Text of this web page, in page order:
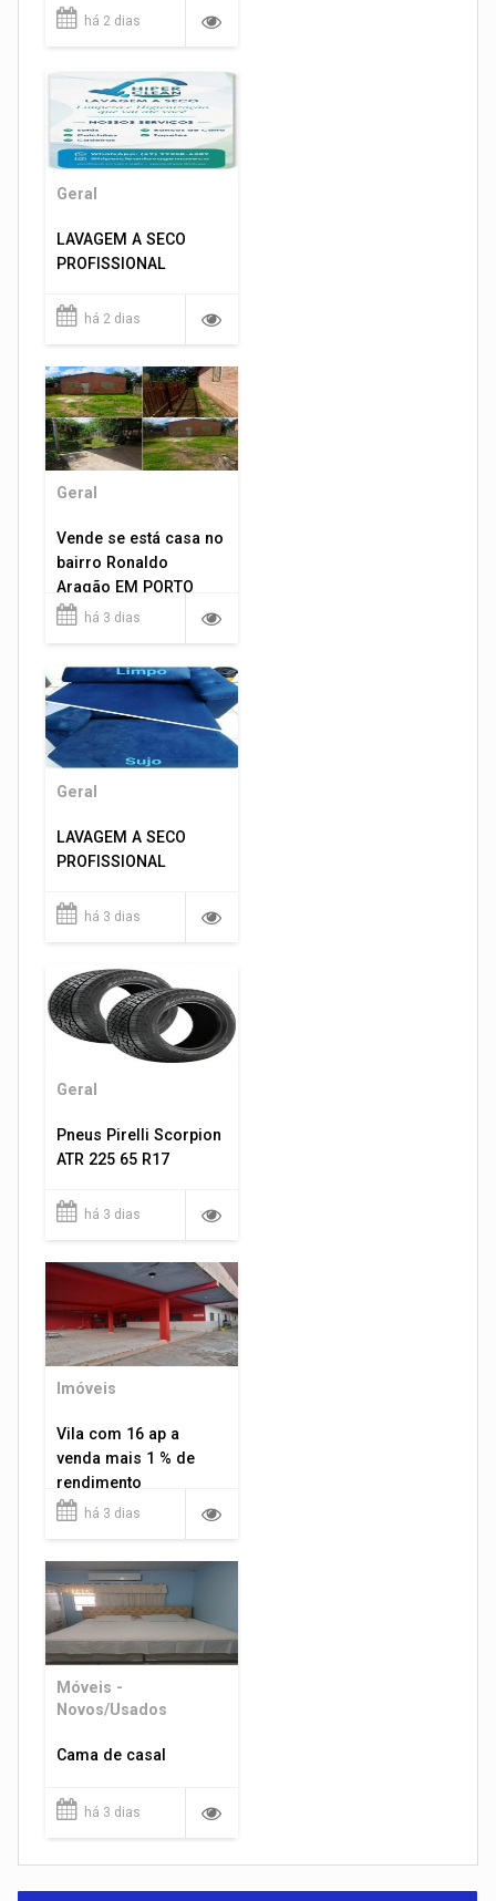
ETC... MONTAGEM
há 2 dias
Geral
LAVAGEM A SECO
PROFISSIONAL
há 2 dias
Geral
Vende se está casa no
bairro Ronaldo
Aragão EM PORTO
VELHO RO.
há 3 dias
Geral
LAVAGEM A SECO
PROFISSIONAL
há 3 dias
Geral
Pneus Pirelli Scorpion
ATR 225 65 R17
há 3 dias
Imóveis
Vila com 16 ap a
venda mais 1 % de
rendimento
há 3 dias
Móveis -
Novos/Usados
Cama de casal
há 3 dias